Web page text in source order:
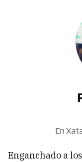
En
Enganchado a